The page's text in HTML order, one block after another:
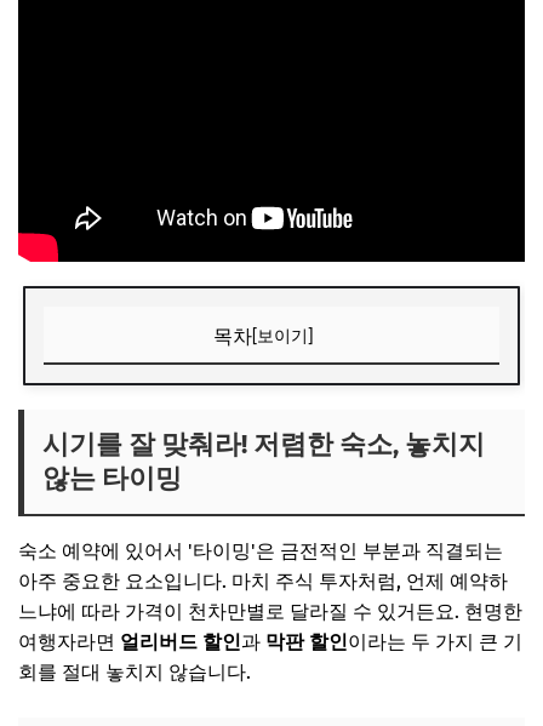
목차[보이기]
얼리버드와 막판 할인, 어떤 걸 노려야 할까?
📌 지금 뜨는 꿀정보! 놓치지 마세요
추가할인 코드 WRVE6
한 우물만 파면 손해! 다양한 숙소 예약 플랫폼 활용법
비교는 필수! 국내외 숙소 예약 사이트 A to Z
📌 지금 뜨는 꿀정보! 놓치지 마세요
추가할인 코드 WRVE6
시기를 잘 맞춰라! 저렴한 숙소, 놓치지
않는 타이밍
숙소 예약에 있어서 '타이밍'은 금전적인 부분과 직결되는
아주 중요한 요소입니다. 마치 주식 투자처럼, 언제 예약하
느냐에 따라 가격이 천차만별로 달라질 수 있거든요. 현명한
여행자라면 얼리버드 할인과 막판 할인이라는 두 가지 큰 기
회를 절대 놓치지 않습니다.